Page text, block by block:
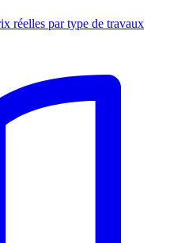
réelles par type de travaux